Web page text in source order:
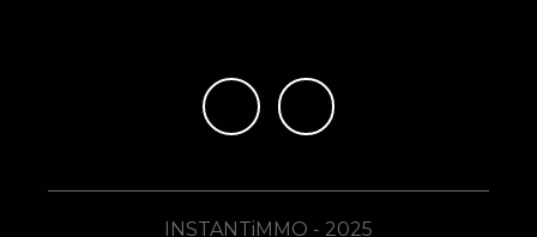
INSTANTiMMO - 2025